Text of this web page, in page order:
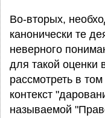
Во-вторых,
канонически те
неверного
для такой оценки
рассмотреть в
контекст
называемой